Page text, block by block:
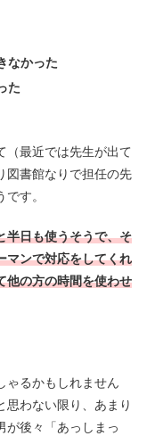
なかった
た
（最近では先生が出て
図書館なりで担任の先
す。
半日も使うそうで、そ
マンで対応をしてくれ
他の方の時間を使わせ
ゃるかもしれません
思わない限り、あまり
が後々「あっしまっ